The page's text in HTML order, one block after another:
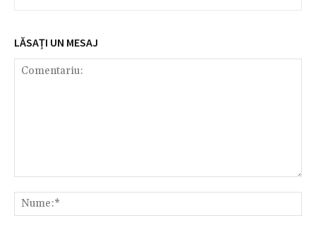
LĂSAȚI UN MESAJ